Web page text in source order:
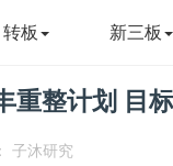
转板 新三板
重整计划 目
子沐研究